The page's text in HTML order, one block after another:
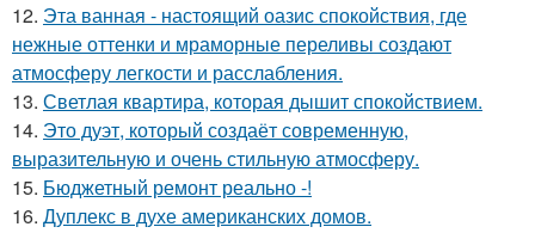
12. Эта ванная - настоящий оазис спокойствия, где
нежные оттенки и мраморные переливы создают
атмосферу легкости и расслабления.
13. Светлая квартира, которая дышит спокойствием.
14. Это дуэт, который создаёт современную,
выразительную и очень стильную атмосферу.
15. Бюджетный ремонт реально -!
16. Дуплекс в духе американских домов.